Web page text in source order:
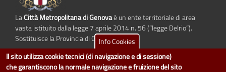
LaCittà Metropolitana di Genovaè un ente territoriale di area
vasta istituito dalla legge 7 aprile 2014 n. 56 (“legge Delrio”).
Sostituisce la Provincia di Genova.Info Cookies
Il sito utilizza cookie tecnici (di navigazione e di sessione)
che garantiscono la normale navigazione e fruizione del sito